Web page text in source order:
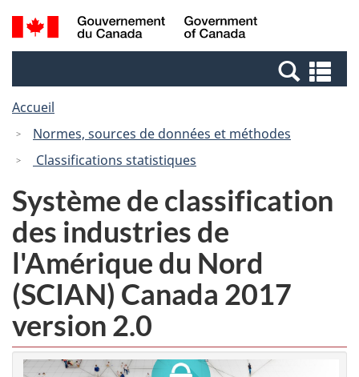
Passer
au
Passer
à
Canada
Recherche
et
et
Accueil
Normes, sources de données et méthodes
Classifications statistiques
Système de classification
des industries de
l'Amérique du Nord
(SCIAN) Canada 2017
version 2.0